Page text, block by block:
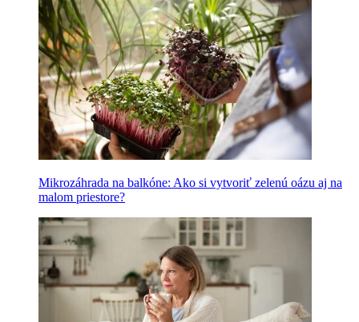
Mikrozáhrada na balkóne: Ako si vytvoriť zelenú oázu aj na
malom priestore?